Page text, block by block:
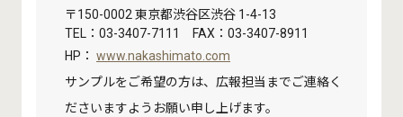
〒150-0002 東京都渋谷区渋谷 1-4-13
TEL：03-3407-7111 FAX：03-3407-8911
HP： www.nakashimato.com
サンプルをご希望の方は、広報担当までご連絡く
ださいますようお願い申し上げます。